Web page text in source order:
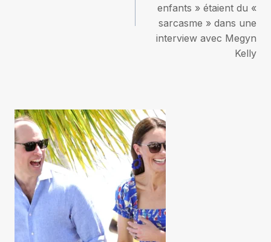
enfants » étaient du «
sarcasme » dans une
interview avec Megyn
Kelly